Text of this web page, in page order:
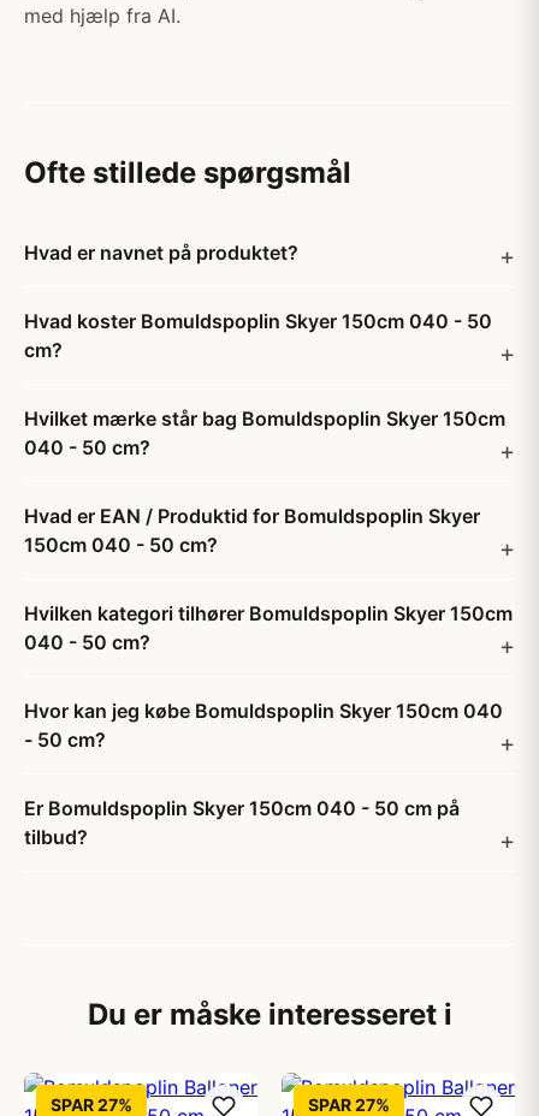
med hjælp fra AI.
Ofte stillede spørgsmål
Hvad er navnet på produktet?
Hvad koster Bomuldspoplin Skyer 150cm 040 - 50
cm?
Hvilket mærke står bag Bomuldspoplin Skyer 150cm
040 - 50 cm?
Hvad er EAN / Produktid for Bomuldspoplin Skyer
150cm 040 - 50 cm?
Hvilken kategori tilhører Bomuldspoplin Skyer 150cm
040 - 50 cm?
Hvor kan jeg købe Bomuldspoplin Skyer 150cm 040
- 50 cm?
Er Bomuldspoplin Skyer 150cm 040 - 50 cm på
tilbud?
Du er måske interesseret i
SPAR 27% SPAR 27%